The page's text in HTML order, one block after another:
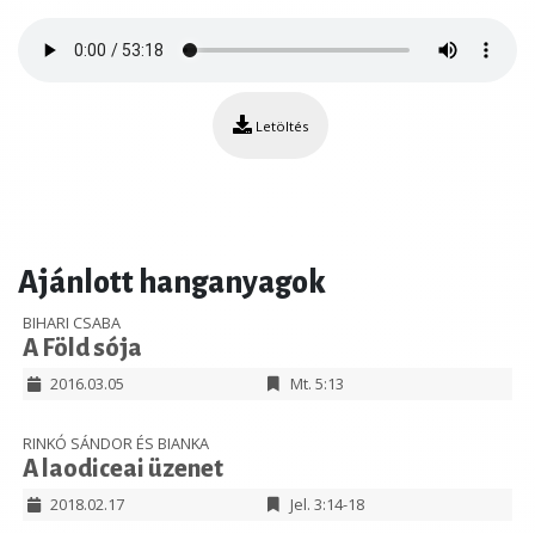
Letöltés
Ajánlott hanganyagok
BIHARI CSABA
A Föld sója
2016.03.05 Mt. 5:13
RINKÓ SÁNDOR ÉS BIANKA
A laodiceai üzenet
2018.02.17 Jel. 3:14-18